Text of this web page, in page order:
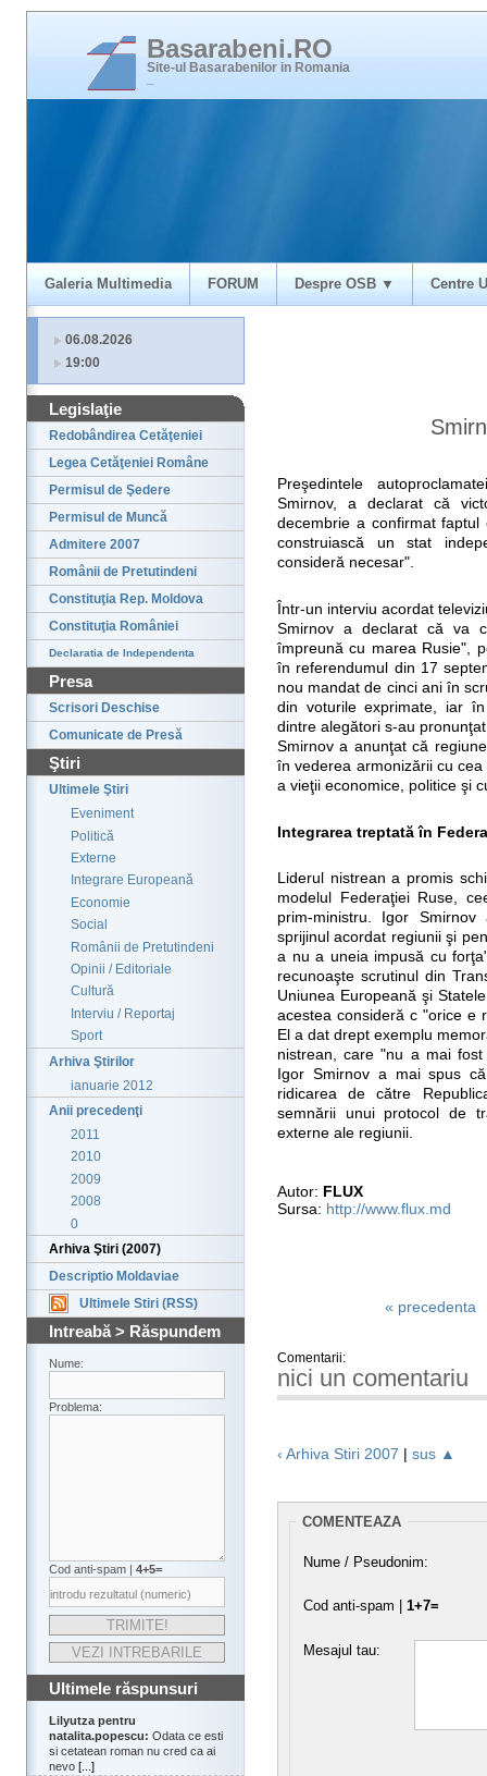
Basarabeni.RO
Site-ul Basarabenilor in Romania
Galeria Multimedia FORUM Despre OSB ▼ Centre
06.08.2026
19:00
Legislaţie
Redobândirea Cetăţeniei
Legea Cetăţeniei Române
Permisul de Şedere
Permisul de Muncă
Admitere 2007
Românii de Pretutindeni
Constituţia Rep. Moldova
Constituţia României
Declaratia de Independenta
Presa
Scrisori Deschise
Comunicate de Presă
Ştiri
Ultimele Ştiri
Eveniment
Politică
Externe
Integrare Europeană
Economie
Social
Românii de Pretutindeni
Opinii / Editoriale
Cultură
Interviu / Reportaj
Sport
Arhiva Ştirilor
ianuarie 2012
Anii precedenţi
2011
2010
2009
2008
0
Arhiva Ştiri (2007)
Descriptio Moldaviae
Ultimele Stiri (RSS)
Intreabă > Răspundem
Nume:
Problema:
Cod anti-spam | 4+5=
Ultimele răspunsuri
Lilyutza pentru
natalita.popescu: Odata ce esti
si cetatean roman nu cred ca ai
nevo [...]
Preşedintele
Smirnov, a declarat că
decembrie a confirmat
construiască un stat
consideră necesar".
Într-un interviu acordat
Smirnov a declarat că va
împreună cu marea Rusie",
în referendumul din 17
nou mandat de cinci ani în
din voturile exprimate, iar
dintre alegători s-au
Smirnov a anunţat că
în vederea armonizării cu
a vieţii economice, politice şi
Integrarea treptată în
Liderul nistrean a promis
modelul Federaţiei Ruse,
prim-ministru. Igor
sprijinul acordat regiunii şi
a nu a uneia impusă cu
recunoaşte scrutinul din
Uniunea Europeană şi
acestea consideră c "orice e
El a dat drept exemplu
nistrean, care "nu a mai
Igor Smirnov a mai spus
ridicarea de către
semnării unui protocol de
externe ale regiunii.
Autor: FLUX
Sursa: http://www.flux.md
« precedenta
Comentarii:
nici un comentariu
‹ Arhiva Stiri 2007 | sus ▲
COMENTEAZA
Nume / Pseudonim:
Cod anti-spam | 1+7=
Mesajul tau: